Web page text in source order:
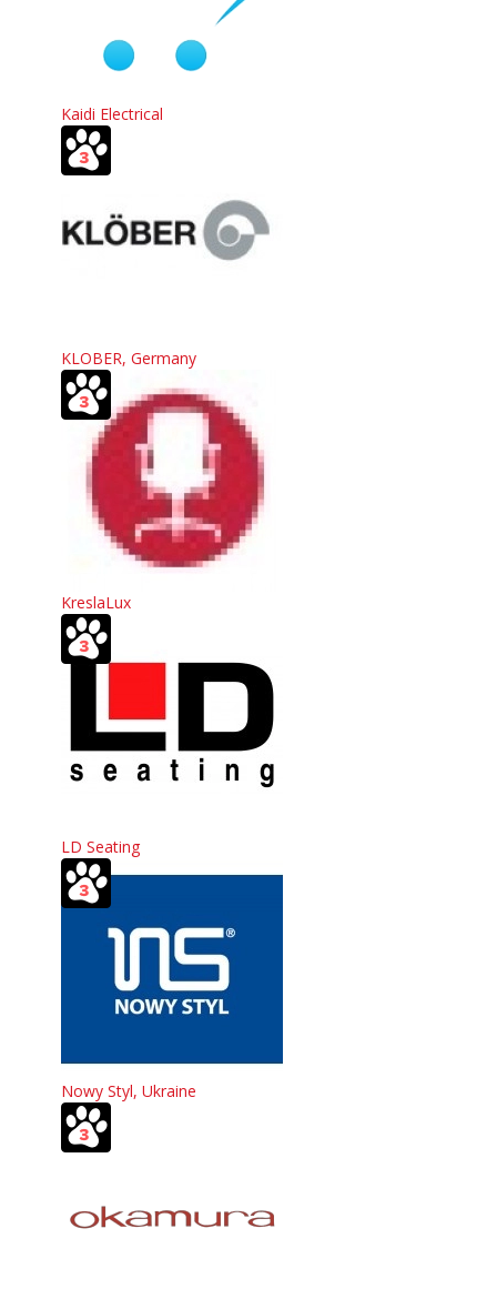
Kaidi Electrical
KLOBER, Germany
KreslaLux
LD Seating
Nowy Styl, Ukraine